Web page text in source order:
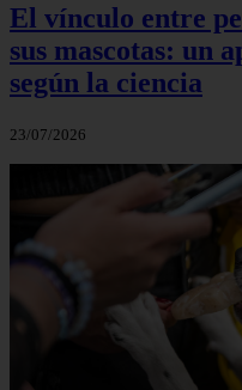
El vínculo entre
sus mascotas: un
según la ciencia
23/07/2026